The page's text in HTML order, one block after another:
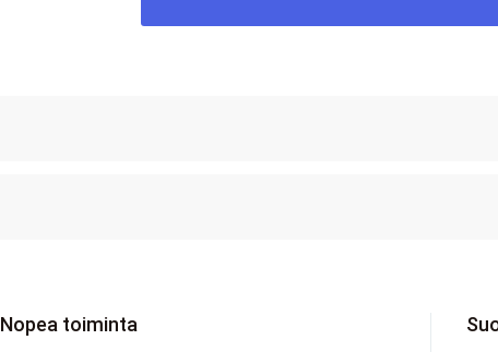
Nopea toiminta